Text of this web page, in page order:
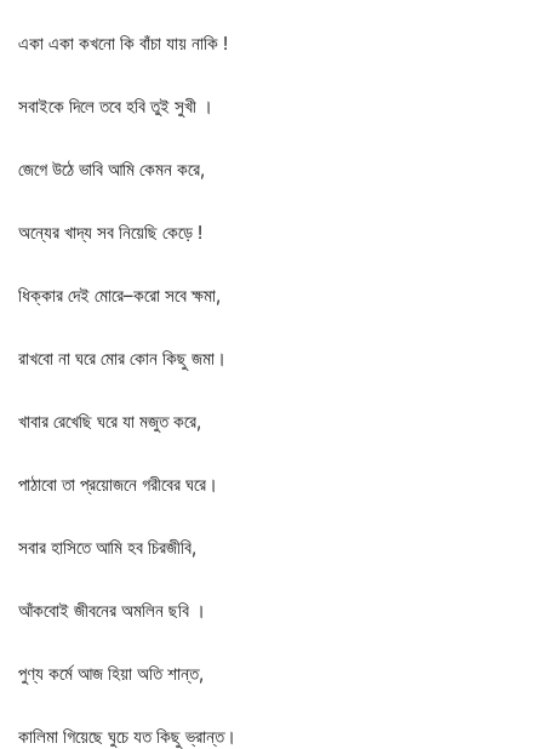
একা একা কখনো কি বাঁচা যায় নাকি !
সবাইকে দিলে তবে হবি তুই সুখী ।
জেগে উঠে ভাবি আমি কেমন করে,
অন্যের খাদ্য সব নিয়েছি কেড়ে !
ধিক্কার দেই মোরে–করো সবে ক্ষমা,
রাখবো না ঘরে মোর কোন কিছু জমা।
খাবার রেখেছি ঘরে যা মজুত করে,
পাঠাবো তা প্রয়োজনে গরীবের ঘরে।
সবার হাসিতে আমি হব চিরজীবি,
আঁকবোই জীবনের অমলিন ছবি ।
পুণ্য কর্মে আজ হিয়া অতি শান্ত,
কালিমা গিয়েছে ঘুচে যত কিছু ভ্রান্ত।